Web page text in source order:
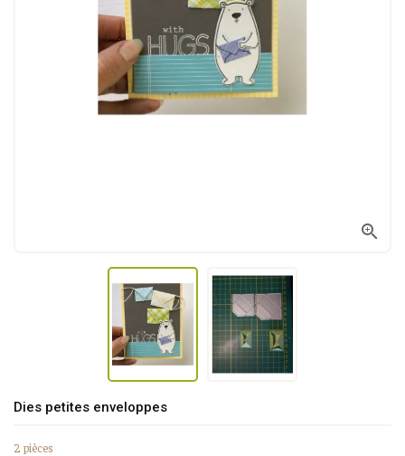

Dies petites enveloppes
2 pièces